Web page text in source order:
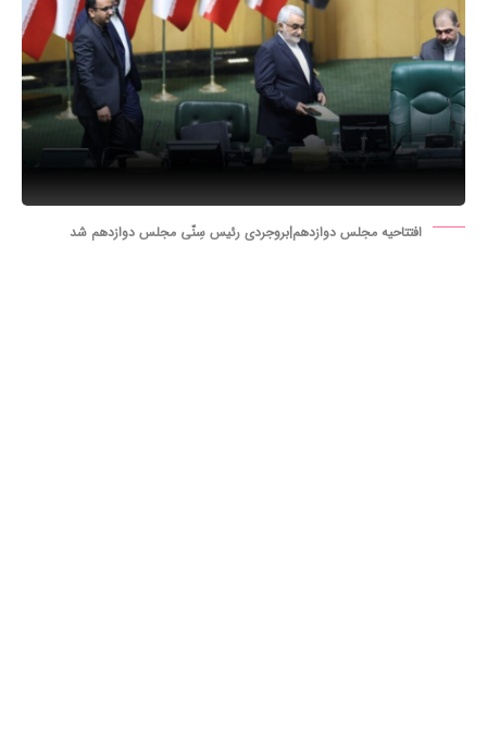
افتتاحیه مجلس دوازدهم|بروجردی رئیس سِنّی مجلس دوازدهم شد